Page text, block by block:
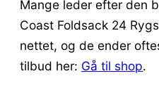
8
9
Mange leder efter den
Coast Foldsack 24
nettet, og de ender
tilbud her: Gå til shop.